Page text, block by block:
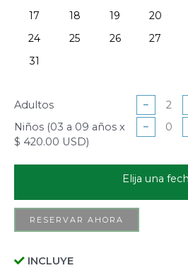
17
18 19 20
24
25 26 27
31
Adultos −
Niños (03 a 09 años x
$ 420.00 USD)
−
Elija una
RESERVAR AHORA
INCLUYE